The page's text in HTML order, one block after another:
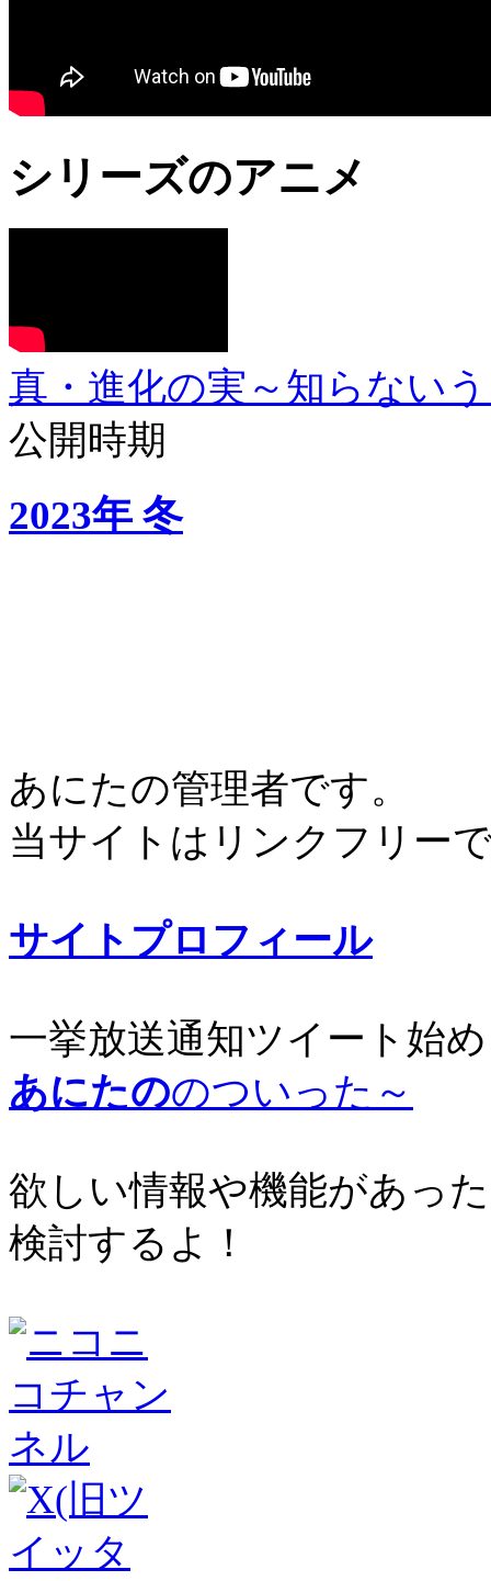
シリーズのアニメ
真・進化の実～知らない
公開時期
2023年 冬
あにたの管理者です。
当サイトはリンクフリー
サイトプロフィール
一挙放送通知ツイート始
あにたののついった～
欲しい情報や機能があっ
検討するよ！